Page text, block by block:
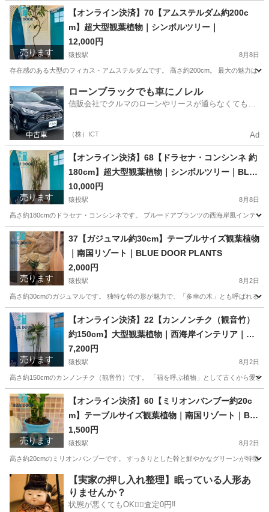
愛知 豊田市 猿投駅 家庭用品 フィカス
売ります
【オンライン決済】70【アムステルダム約200c
m】超大型観葉植物｜シンボルツリー｜
12,000円
猿投駅 8月8日
存在感のある大型のフィカス・アムステルダムです。 高さ約200cm。 最大の魅力は
愛知 豊田市 猿投駅 家庭用品 観葉植物
ローンブラックでも車にノレル
信販会社でクルマのローンやリースが通らなくてもク
（株）ICT Ad
売ります
【オンライン決済】68【ドラセナ・コンシンネ 約
180cm】超大型観葉植物｜シンボルツリー｜BLU
E DOOR PLANTS
10,000円
猿投駅 8月8日
高さ約180cmのドラセナ・コンシンネです。 ブルードアプランツの西海岸風インテ
愛知 豊田市 猿投駅 家庭用品 コンシンネ
売ります
37【ガジュマル約30cm】テーブルサイズ観葉植物
｜南国リゾート｜BLUE DOOR PLANTS
2,000円
猿投駅 8月2日
高さ約30cmのガジュマルです。 独特な幹の形が魅力で、「多幸の木」とも呼ばれる
愛知 豊田市 猿投駅 家庭用品 観葉植物
売ります
【オンライン決済】22【カンノンチク（観音竹）
約150cm】大型観葉植物｜西海岸インテリア｜リ
ゾートスタイル｜BLUE DOOR PLANTS
7,200円
猿投駅 8月2日
高さ約150cmのカンノンチク（観音竹）です。 「福を呼ぶ植物」として古くから愛
愛知 豊田市 猿投駅 家庭用品 植物
売ります
【オンライン決済】60【ミリオンバンブー約20c
m】テーブルサイズ観葉植物｜南国リゾート｜BL
UE DOOR PLANTS
1,500円
猿投駅 8月2日
高さ約20cmのミリオンバンブーです。 すっきりとした幹と鮮やかなグリーンが特徴
愛知 豊田市 猿投駅 家庭用品 観葉植物
【実家の押し入れ整理】眠っている人形あ
りませんか？
状態が悪くてもOK🙆‍♀️査定0円‼️